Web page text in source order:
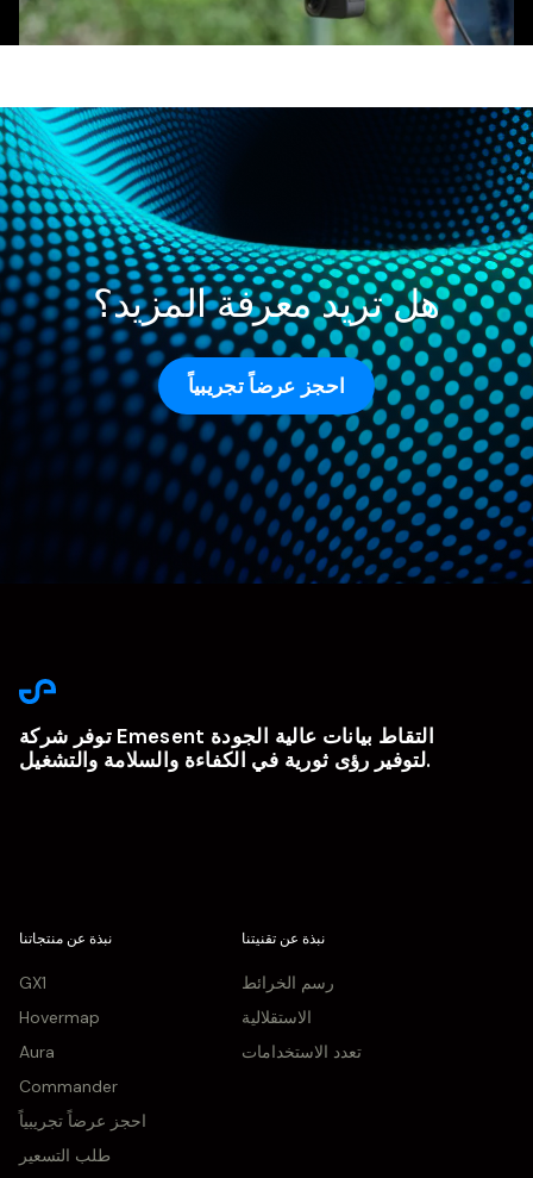
هل تريد معرفة المزيد؟
احجز عرضاً تجريبياً
توفر شركة Emesent التقاط بيانات عالية الجودة
لتوفير رؤى ثورية في الكفاءة والسلامة والتشغيل.
نبذة عن منتجاتنا
GX1
Hovermap
Aura
Commander
احجز عرضاً تجريبياً
طلب التسعير
نبذة عن تقنيتنا
رسم الخرائط
الاستقلالية
تعدد الاستخدامات